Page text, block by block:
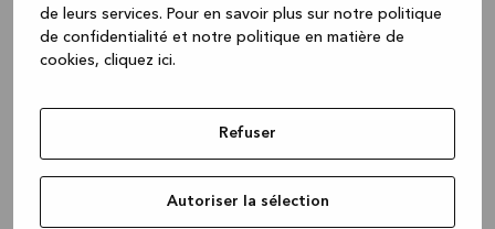
de leurs services. Pour en savoir plus sur notre politique
de confidentialité et notre politique en matière de
cookies, cliquez ici.
Refuser
Autoriser la sélection
loadingwww.kvik.be (see the browser console for more
information)